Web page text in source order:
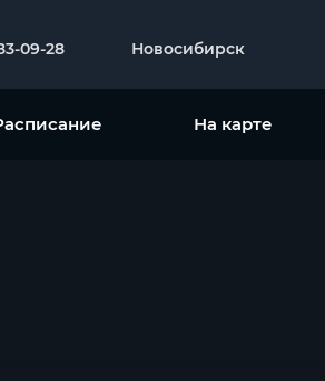
09-28 Новосибирск
На карте